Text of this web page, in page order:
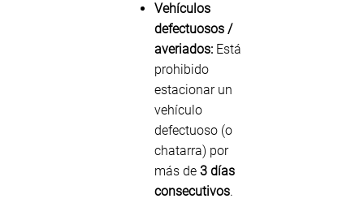
Vehículos
defectuosos /
averiados: Está
prohibido
estacionar un
vehículo
defectuoso (o
chatarra) por
más de 3 días
consecutivos.